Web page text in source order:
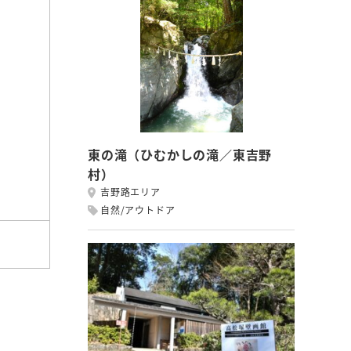
東の滝（ひむかしの滝／東吉野
村）
吉野路エリア
自然/アウトドア